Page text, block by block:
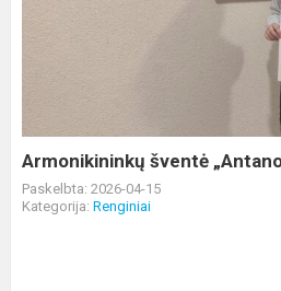
„Antano
Armonikininkų šventė
Paskelbta: 2026-04-15
Kategorija: Renginiai